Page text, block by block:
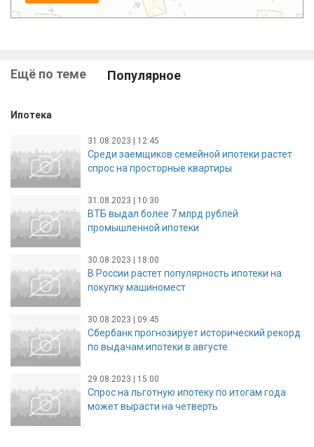
Ещё по теме Популярное
Ипотека
31.08.2023 | 12:45
Среди заемщиков семейной ипотеки растет
спрос на просторные квартиры
31.08.2023 | 10:30
ВТБ выдал более 7 млрд рублей
промышленной ипотеки
30.08.2023 | 18:00
В России растет популярность ипотеки на
покупку машиномест
30.08.2023 | 09:45
Сбербанк прогнозирует исторический рекорд
по выдачам ипотеки в августе
29.08.2023 | 15:00
Спрос на льготную ипотеку по итогам года
может вырасти на четверть